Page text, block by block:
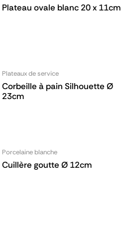
Plateau ovale blanc 20 x 11cm
Plateaux de service
Corbeille à pain Silhouette Ø
23cm
Porcelaine blanche
Cuillère goutte Ø 12cm